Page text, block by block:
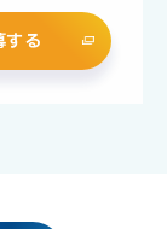
する